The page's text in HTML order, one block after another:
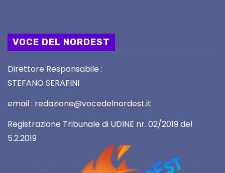
VOCE DEL NORDEST
Direttore Responsabile :
STEFANO SERAFINI
email : redazione@vocedelnordest.it
Registrazione Tribunale di UDINE nr. 02/2019 del
5.2.2019